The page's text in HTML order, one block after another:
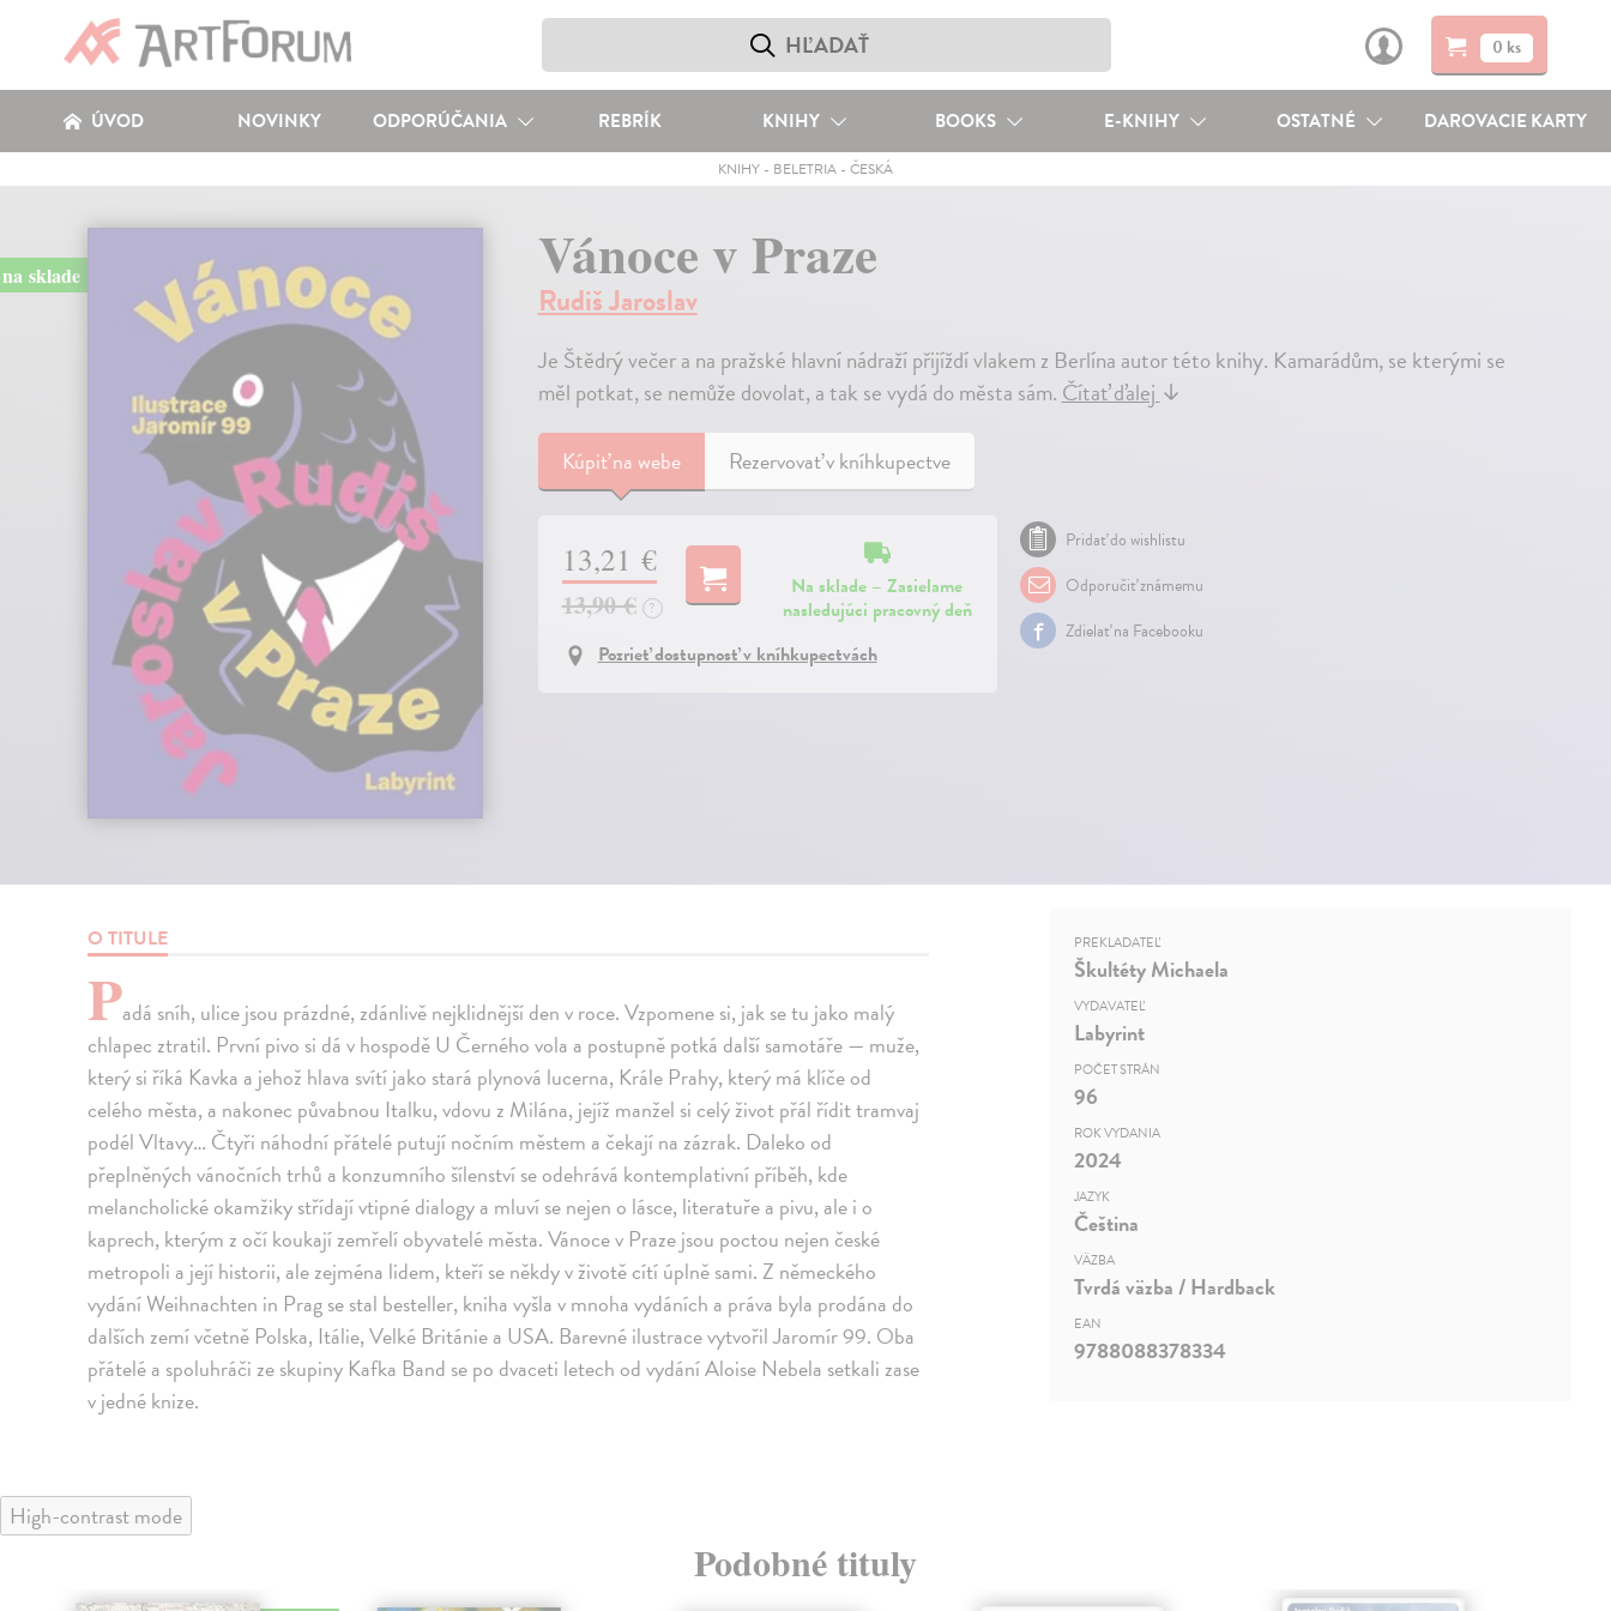
0 ks
ÚVOD NOVINKY ODPORÚČANIA REBRÍK KNIHY BOOKS E-KNIHY OSTATNÉ DAROVACIE KARTY
KNIHY- BELETRIA- ČESKÁ
na sklade Vánoce v Praze
Rudiš Jaroslav
Je Štědrý večer a na pražské hlavní nádraží přijíždí vlakem z Berlína autor této knihy. Kamarádům, se kterými se
měl potkat, se nemůže dovolat, a tak se vydá do města sám.Čítať ďalej↓
Kúpiťna webe Rezervovať v kníhkupectve
13,21 €
13,90 € ?
Na sklade – Zasielame
nasledujúci pracovný deň
Pozrieť dostupnosť v kníhkupectvách
Pridať do wishlistu
Odporučiť známemu
Zdielať na Facebooku
O TITULE
Padá sníh, ulice jsou prázdné, zdánlivě nejklidnější den v roce. Vzpomene si, jak se tu jako malý
chlapec ztratil. První pivo si dá v hospodě U Černého vola a postupně potká další samotáře — muže,
který si říká Kavka a jehož hlava svítí jako stará plynová lucerna, Krále Prahy, který má klíče od
celého města, a nakonec půvabnou Italku, vdovu z Milána, jejíž manžel si celý život přál řídit tramvaj
podél Vltavy… Čtyři náhodní přátelé putují nočním městem a čekají na zázrak. Daleko od
přeplněných vánočních trhů a konzumního šílenství se odehrává kontemplativní příběh, kde
melancholické okamžiky střídají vtipné dialogy a mluví se nejen o lásce, literatuře a pivu, ale i o
kaprech, kterým z očí koukají zemřelí obyvatelé města. Vánoce v Praze jsou poctou nejen české
metropoli a její historii, ale zejména lidem, kteří se někdy v životě cítí úplně sami. Z německého
vydání Weihnachten in Prag se stal besteller, kniha vyšla v mnoha vydáních a práva byla prodána do
dalších zemí včetně Polska, Itálie, Velké Británie a USA. Barevné ilustrace vytvořil Jaromír 99. Oba
přátelé a spoluhráči ze skupiny Kafka Band se po dvaceti letech od vydání Aloise Nebela setkali zase
v jedné knize.
PREKLADATEĽ
Škultéty Michaela
VYDAVATEĽ
Labyrint
POČET STRÁN
96
ROK VYDANIA
2024
JAZYK
Čeština
VÄZBA
Tvrdá väzba / Hardback
EAN
9788088378334
High-contrast mode
Podobné tituly